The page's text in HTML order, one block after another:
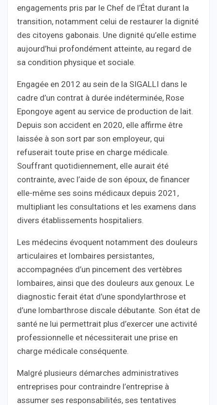
engagements pris par le Chef de l’État durant la
transition, notamment celui de restaurer la dignité
des citoyens gabonais. Une dignité qu’elle estime
aujourd’hui profondément atteinte, au regard de
sa condition physique et sociale.
Engagée en 2012 au sein de la SIGALLI dans le
cadre d’un contrat à durée indéterminée, Rose
Epongoye agent au service de production de lait.
Depuis son accident en 2020, elle affirme être
laissée à son sort par son employeur, qui
refuserait toute prise en charge médicale.
Souffrant quotidiennement, elle aurait été
contrainte, avec l’aide de son époux, de financer
elle-même ses soins médicaux depuis 2021,
multipliant les consultations et les examens dans
divers établissements hospitaliers.
Les médecins évoquent notamment des douleurs
articulaires et lombaires persistantes,
accompagnées d’un pincement des vertèbres
lombaires, ainsi que des douleurs aux genoux. Le
diagnostic ferait état d’une spondylarthrose et
d’une lombarthrose discale débutante. Son état de
santé ne lui permettrait plus d’exercer une activité
professionnelle et nécessiterait une prise en
charge médicale conséquente.
Malgré plusieurs démarches administratives
entreprises pour contraindre l’entreprise à
assumer ses responsabilités, ses tentatives